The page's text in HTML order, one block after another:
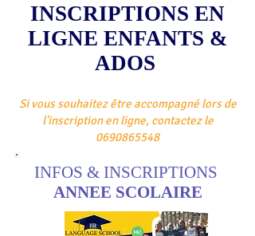
INSCRIPTIONS EN
LIGNE ENFANTS &
ADOS
Si vous souhaitez être accompagné lors de
l'inscription en ligne, contactez le
0690865548
INFOS & INSCRIPTIONS
ANNEE SCOLAIRE